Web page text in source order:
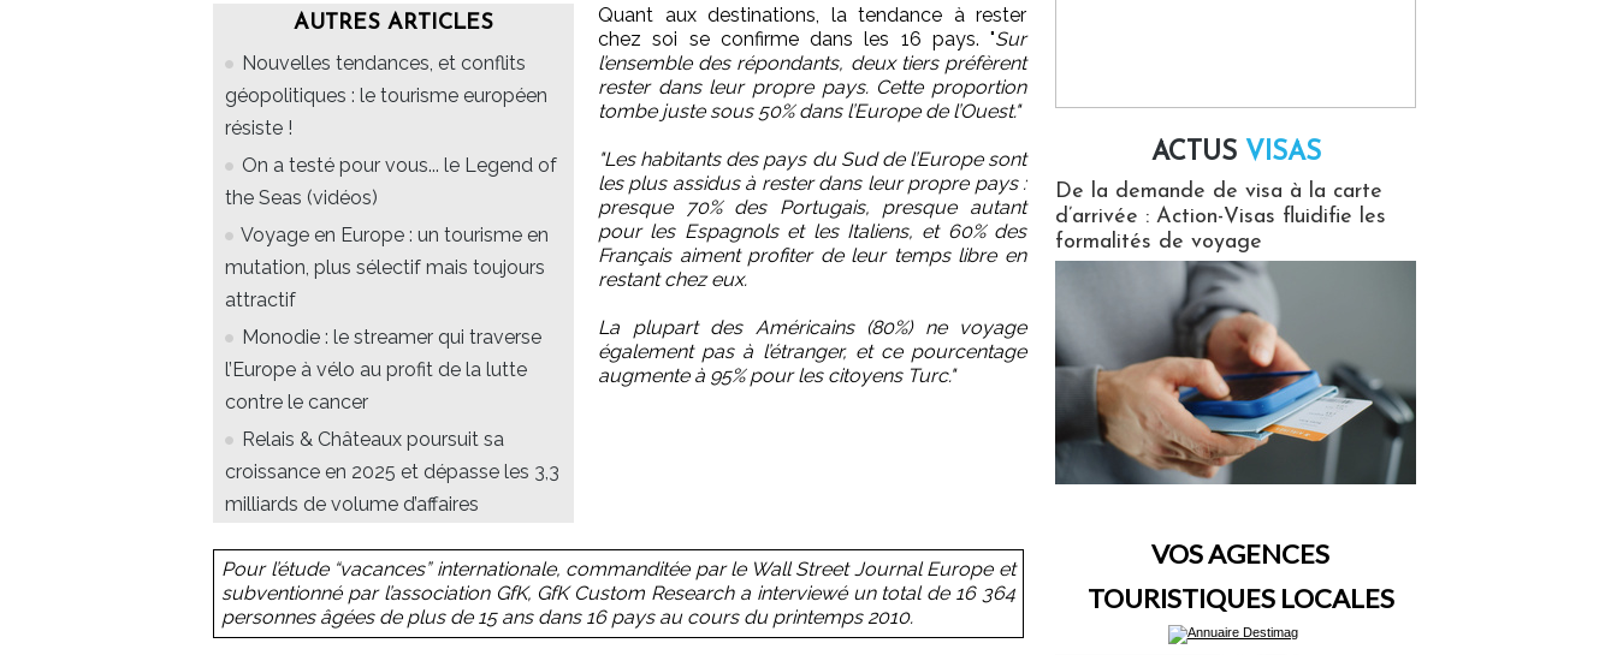
AUTRES ARTICLES
Nouvelles tendances, et conflits
géopolitiques : le tourisme européen
résiste !
On a testé pour vous... le Legend of
the Seas (vidéos)
Voyage en Europe : un tourisme en
mutation, plus sélectif mais toujours
attractif
Monodie : le streamer qui traverse
l’Europe à vélo au profit de la lutte
contre le cancer
Relais & Châteaux poursuit sa
croissance en 2025 et dépasse les 3,3
milliards de volume d’affaires
Quant aux destinations, la tendance à rester
chez soi se confirme dans les 16 pays. "Sur
l’ensemble des répondants, deux tiers préfèrent
rester dans leur propre pays. Cette proportion
tombe juste sous 50% dans l’Europe de l’Ouest."
"Les habitants des pays du Sud de l’Europe sont
les plus assidus à rester dans leur propre pays :
presque 70% des Portugais, presque autant
pour les Espagnols et les Italiens, et 60% des
Français aiment profiter de leur temps libre en
restant chez eux.
La plupart des Américains (80%) ne voyage
également pas à l’étranger, et ce pourcentage
augmente à 95% pour les citoyens Turc."
Pour l’étude “vacances” internationale, commanditée par le Wall Street Journal Europe et
subventionné par l’association GfK, GfK Custom Research a interviewé un total de 16 364
personnes âgées de plus de 15 ans dans 16 pays au cours du printemps 2010.
ACTUS VISAS
De la demande de visa à la carte
d’arrivée : Action-Visas fluidifie les
formalités de voyage
VOS AGENCES
TOURISTIQUES LOCALES